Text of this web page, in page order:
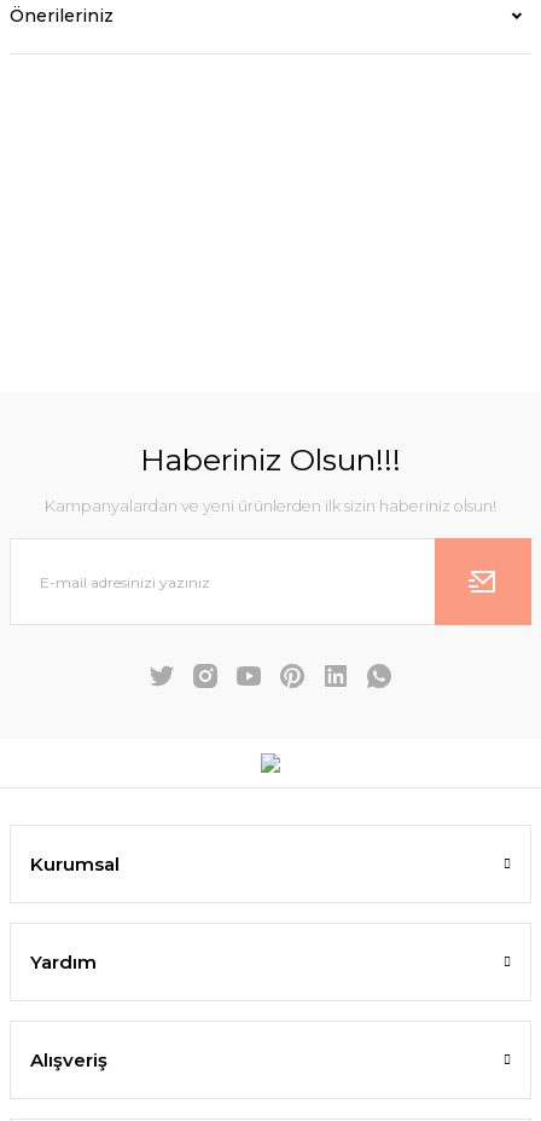
Önerileriniz
Haberiniz Olsun!!!
Kampanyalardan ve yeni ürünlerden ilk sizin haberiniz olsun!
Kurumsal
Yardım
Alışveriş